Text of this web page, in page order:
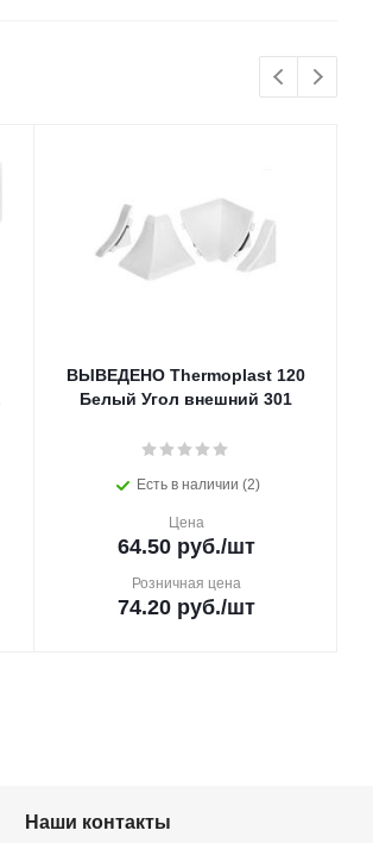
ВЫВЕДЕНО Thermoplast 120
Белый Угол внешний 301
Есть в наличии (2)
Цена
64.50руб./шт
Розничная цена
74.20руб./шт
Наши контакты